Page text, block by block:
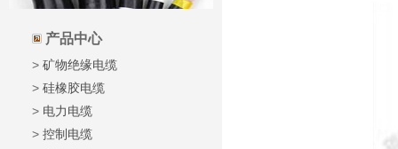
产品中心
> 矿物绝缘电缆
> 硅橡胶电缆
> 电力电缆
> 控制电缆